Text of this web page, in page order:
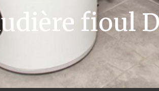
fioul